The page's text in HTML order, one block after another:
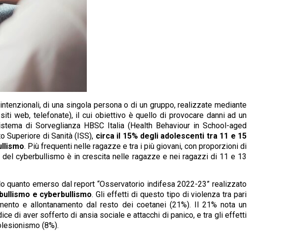
di una singola persona o di un gruppo, realizzate mediante
web, telefonate), il cui obiettivo è quello di provocare danni ad un
di Sorveglianza HBSC Italia (Health Behaviour in School-aged
Superiore di Sanità (ISS), circa il 15% degli adolescenti tra 11 e 15
. Più frequenti nelle ragazze e tra i più giovani, con proporzioni di
del cyberbullismo è in crescita nelle ragazze e nei ragazzi di 11 e 13
emerso dal report “Osservatorio indifesa 2022-23” realizzato
e cyberbullismo. Gli effetti di questo tipo di violenza tra pari
e allontanamento dal resto dei coetanei (21%). Il 21% nota un
di aver sofferto di ansia sociale e attacchi di panico, e tra gli effetti
(8%).